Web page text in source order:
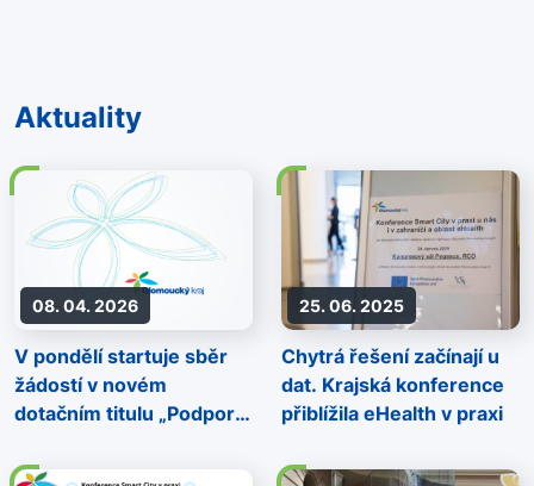
Aktuality
08. 04. 2026
V pondělí startuje sběr
žádostí v novém
dotačním titulu „Podpora
formou služby sdílených
25. 06. 2025
Chytrá řešení začínají u
dat. Krajská konference
přiblížila eHealth v praxi